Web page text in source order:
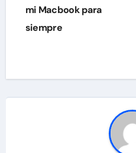
mi Macbook para
siempre